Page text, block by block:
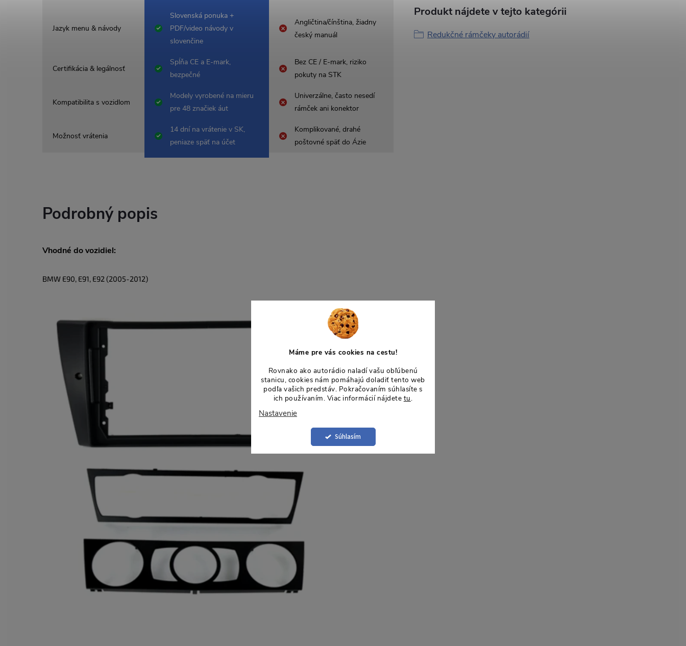
Máme pre vás cookies na cestu!
Rovnako ako autorádio naladí vašu obľúbenú
stanicu, cookies nám pomáhajú doladiť tento web
podľa vašich predstáv. Pokračovaním súhlasíte s
ich používaním. Viac informácií nájdete tu.
Nastavenie
Súhlasím
Jazyk menu & návody
Slovenská ponuka +
PDF/video návody v
slovenčine
Angličtina/čínština, žiadny
český manuál
Certifikácia & legálnosť
Spĺňa CE a E-mark,
bezpečné
Bez CE / E-mark, riziko
pokuty na STK
Kompatibilita s vozidlom
Modely vyrobené na mieru
pre 48 značiek áut
Univerzálne, často nesedí
rámček ani konektor
Možnosť vrátenia
14 dní na vrátenie v SK,
peniaze späť na účet
Komplikované, drahé
poštovné späť do Ázie
Podrobný popis
Vhodné do vozidiel:
BMW E90, E91, E92 (2005-2012)
Produkt nájdete v tejto kategórii
Redukčné rámčeky autorádií